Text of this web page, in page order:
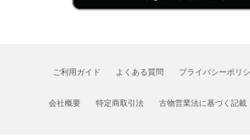
ご利用ガイド よくある質問 プライバシーポリ
会社概要 特定商取引法 古物営業法に基づく記載